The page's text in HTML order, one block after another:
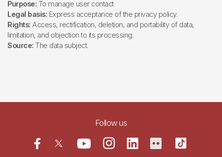
Purpose: To manage user contact
Legal basis: Express acceptance of the privacy policy.
Rights: Access, rectification, deletion, and portability of data,
limitation, and objection to its processing.
Source: The data subject.
Follow us